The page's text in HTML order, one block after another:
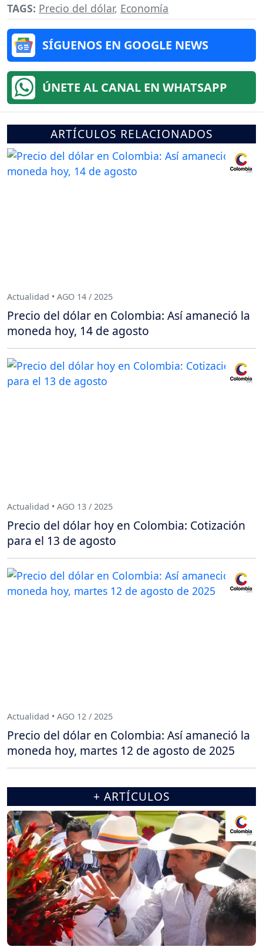
TAGS: Precio del dólar, Economía
SÍGUENOS EN GOOGLE NEWS
ÚNETE AL CANAL EN WHATSAPP
ARTÍCULOS RELACIONADOS
Actualidad • AGO 14 / 2025
Precio del dólar en Colombia: Así amaneció la
moneda hoy, 14 de agosto
Actualidad • AGO 13 / 2025
Precio del dólar hoy en Colombia: Cotización
para el 13 de agosto
Actualidad • AGO 12 / 2025
Precio del dólar en Colombia: Así amaneció la
moneda hoy, martes 12 de agosto de 2025
+ ARTÍCULOS